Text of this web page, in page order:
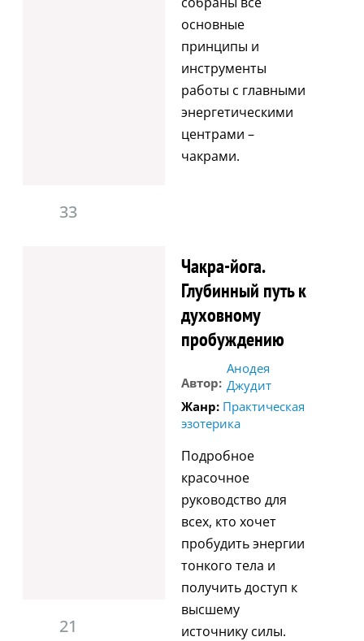
33
основные
принципы и
инструменты
работы с главными
энергетическими
центрами –
чакрами.
21
Чакра-йога.
Глубинный путь к
духовному
пробуждению
Автор:
Анодея
Джудит
Жанр: Практическая
эзотерика
Подробное
красочное
руководство для
всех, кто хочет
пробудить энергии
тонкого тела и
получить доступ к
высшему
источнику силы.